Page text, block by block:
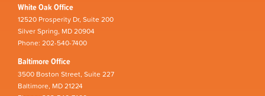
White Oak Office
12520 Prosperity Dr, Suite 200
Silver Spring, MD 20904
Phone: 202-540-7400
Baltimore Office
3500 Boston Street, Suite 227
Baltimore, MD 21224